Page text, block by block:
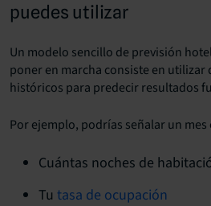
puedes utilizar
Un modelo sencillo de previsión
poner en marcha consiste en utilizar
históricos para predecir resultados
Por ejemplo, podrías señalar un
Cuántas noches de
Tu tasa de ocupación